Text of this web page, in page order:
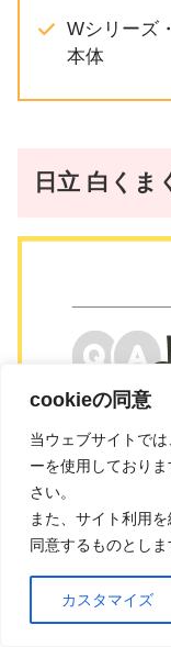
cookieの同意
当ウェブサイトで
ーを使用しており
さい。
また、サイト利用
同意するものとしま
カスタマイズ
Wシリーズ
本体
日立 白くま
暖房が効かな